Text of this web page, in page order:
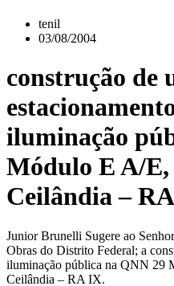
tenil
03/08/2004
construção de
iluminação
Módulo E A/E,
Ceilândia –
Junior Brunelli Sugere ao
Obras do Distrito Federal; a
iluminação pública na QNN 29
Ceilândia – RA IX.